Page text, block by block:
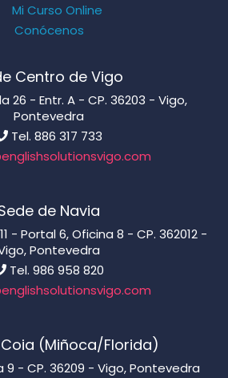
Mi Curso Online
Conócenos
Centro de Vigo
26 - Entr. A - CP. 36203 - Vigo,
Pontevedra
Tel. 886 317 733
de Navia
- Portal 6, Oficina 8 - CP. 362012 -
Pontevedra
Tel. 986 958 820
(Miñoca/Florida)
9 - CP. 36209 - Vigo, Pontevedra